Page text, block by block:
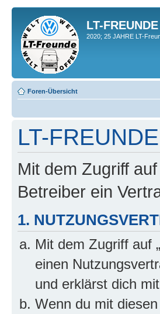
LT-
2020; 25 JAHRE LT-
Foren-Übersicht
LT-
Mit dem Zugriff
Betreiber ein
1.
Mit dem Zugriff auf
einen
und erklärst dich
Wenn du mit